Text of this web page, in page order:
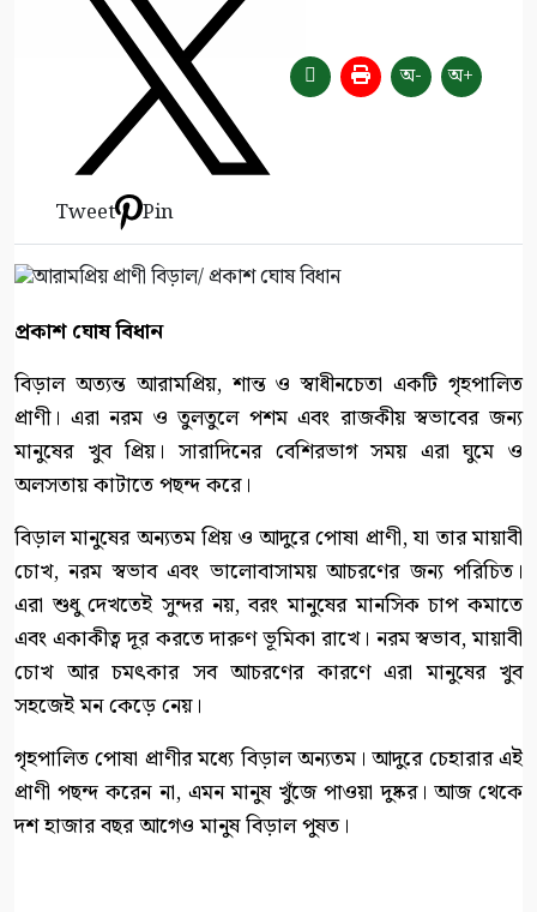
Tweet Pin
অ- অ+
প্রকাশ ঘোষ বিধান
বিড়াল অত্যন্ত আরামপ্রিয়, শান্ত ও স্বাধীনচেতা একটি গৃহপালিত
প্রাণী। এরা নরম ও তুলতুলে পশম এবং রাজকীয় স্বভাবের জন্য
মানুষের খুব প্রিয়। সারাদিনের বেশিরভাগ সময় এরা ঘুমে ও
অলসতায় কাটাতে পছন্দ করে।
বিড়াল মানুষের অন্যতম প্রিয় ও আদুরে পোষা প্রাণী, যা তার মায়াবী
চোখ, নরম স্বভাব এবং ভালোবাসাময় আচরণের জন্য পরিচিত।
এরা শুধু দেখতেই সুন্দর নয়, বরং মানুষের মানসিক চাপ কমাতে
এবং একাকীত্ব দূর করতে দারুণ ভূমিকা রাখে। নরম স্বভাব, মায়াবী
চোখ আর চমৎকার সব আচরণের কারণে এরা মানুষের খুব
সহজেই মন কেড়ে নেয়।
গৃহপালিত পোষা প্রাণীর মধ্যে বিড়াল অন্যতম। আদুরে চেহারার এই
প্রাণী পছন্দ করেন না, এমন মানুষ খুঁজে পাওয়া দুষ্কর। আজ থেকে
দশ হাজার বছর আগেও মানুষ বিড়াল পুষত।